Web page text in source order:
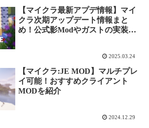
【マイクラ最新アプデ情報】マイ
クラ次期アップデート情報まと
め！公式影Modやガストの実装予
2025.03.24
【マイクラ:JE MOD】マルチプレ
イ可能！おすすめクライアント
MODを紹介
2024.12.29